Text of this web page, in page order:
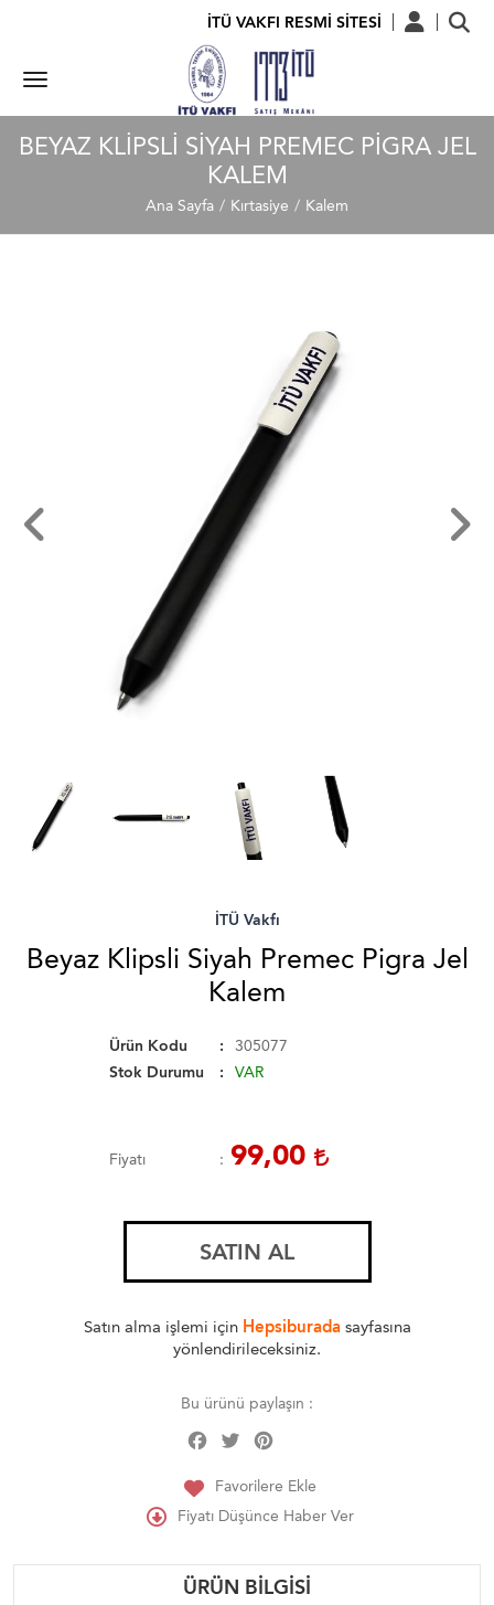
İTÜ VAKFI RESMİ SİTESİ
BEYAZ KLIPSLI SIYAH PREMEC PIGRA JEL
KALEM
Ana Sayfa Kırtasiye Kalem
İTÜ Vakfı
Beyaz Klipsli Siyah Premec Pigra Jel
Kalem
Ürün Kodu
305077
Stok Durumu
VAR
Fiyatı 99,00
SATIN AL
Satın alma işlemi için Hepsiburadasayfasına
yönlendirileceksiniz.
Bu ürünü paylaşın :
Facebook
Twitter
Favorilere Ekle
Fiyatı Düşünce Haber Ver
ÜRÜN BILGISI